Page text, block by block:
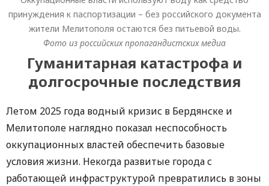
принуждения к паспортизации – без российского документа
жители Мелитополя остаются без питьевой воды.
Фото из российских пропагандистских медиа
Гуманитарная катастрофа и
долгосрочные последствия
Летом 2025 года водный кризис в Бердянске и
Мелитополе наглядно показал неспособность
оккупационных властей обеспечить базовые
условия жизни. Некогда развитые города с
работающей инфраструктурой превратились в зоны